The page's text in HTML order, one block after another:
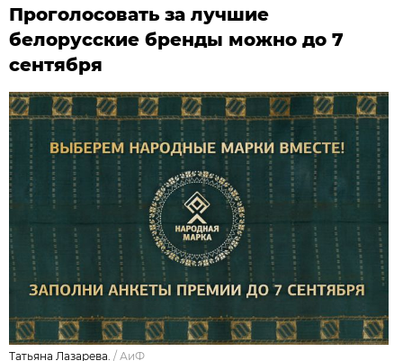
Проголосовать за лучшие
белорусские бренды можно до 7
сентября
Татьяна Лазарева. /АиФ